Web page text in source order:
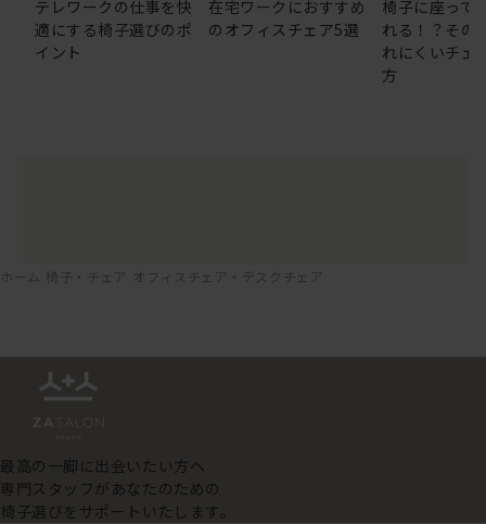
テレワークの仕事を快
適にする椅子選びのポ
イント
在宅ワークにおすすめ
のオフィスチェア5選
椅子に座って
れる！？その
れにくいチェ
方
ホーム 椅子・チェア オフィスチェア・デスクチェア
最高の一脚に出会いたい方へ
専門スタッフがあなたのための
椅子選びをサポートいたします。